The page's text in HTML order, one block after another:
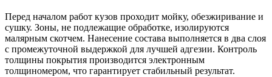
Перед началом работ кузов проходит мойку, обезжиривание и
сушку. Зоны, не подлежащие обработке, изолируются
малярным скотчем. Нанесение состава выполняется в два слоя
с промежуточной выдержкой для лучшей адгезии. Контроль
толщины покрытия производится электронным
толщиномером, что гарантирует стабильный результат.